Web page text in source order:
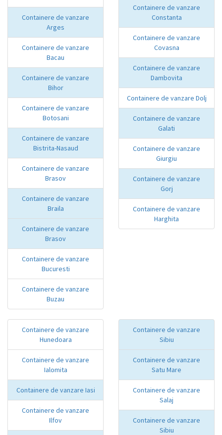
Containere de vanzare
Arges
Containere de vanzare
Bacau
Containere de vanzare
Bihor
Containere de vanzare
Botosani
Containere de vanzare
Bistrita-Nasaud
Containere de vanzare
Brasov
Containere de vanzare
Braila
Containere de vanzare
Brasov
Containere de vanzare
Bucuresti
Containere de vanzare
Buzau
Containere de vanzare
Constanta
Containere de vanzare
Covasna
Containere de vanzare
Dambovita
Containere de vanzare Dolj
Containere de vanzare
Galati
Containere de vanzare
Giurgiu
Containere de vanzare
Gorj
Containere de vanzare
Harghita
Containere de vanzare
Hunedoara
Containere de vanzare
Ialomita
Containere de vanzare Iasi
Containere de vanzare
Ilfov
Containere de vanzare
Sibiu
Containere de vanzare
Satu Mare
Containere de vanzare
Salaj
Containere de vanzare
Sibiu